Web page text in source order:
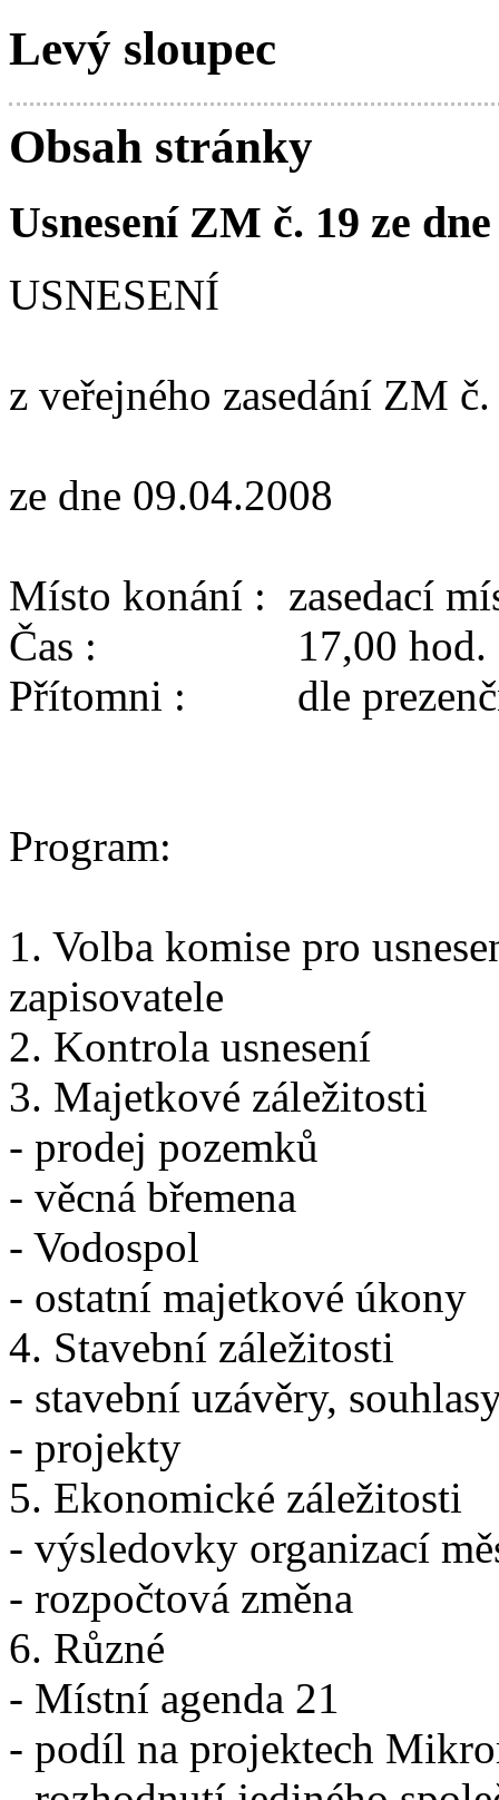
Levý sloupec
Obsah stránky
Usnesení ZM č. 19 ze
USNESENÍ
z veřejného zasedání ZM
ze dne 09.04.2008
Místo konání : zasedací
Čas : 17,00 hod.
Přítomni : dle
Program:
1. Volba komise pro
zapisovatele
2. Kontrola usnesení
3. Majetkové záležitosti
- prodej pozemků
- věcná břemena
- Vodospol
- ostatní majetkové úkony
4. Stavební záležitosti
- stavební uzávěry,
- projekty
5. Ekonomické záležitosti
- výsledovky organizací
- rozpočtová změna
6. Různé
- Místní agenda 21
- podíl na projektech